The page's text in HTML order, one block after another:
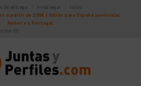
de entrega Aviso legal
Inicio
a partir de 100€ | Válido para España peninsular,
Andorra y Portugal.
(0)